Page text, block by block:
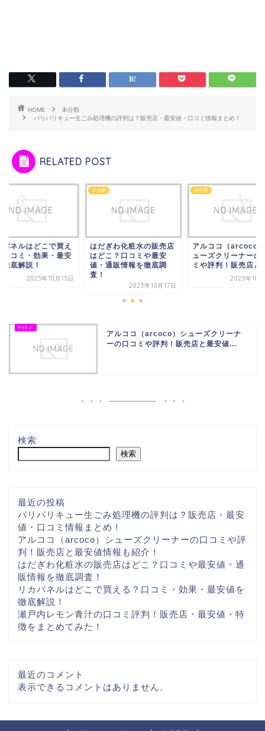
HOME
未分類
パリパリキュー生ごみ処理機の評判は？販売店・最安値・口コミ情報まとめ！
RELATED POST
バネルはどこで買え
口コミ・効果・最安
徹底解説！
2025年10月15日
未分類
はだぎわ化粧水の販売店
はどこ？口コミや最安
値・通販情報を徹底調
査！
2025年10月17日
未分類
アルココ（arcoco
ューズクリーナーの
ミや評判！販売店と
2025年10
アルココ（arcoco）シューズクリーナ
ーの口コミや評判！販売店と最安値...
検索
検索
最近の投稿
パリパリキュー生ごみ処理機の評判は？販売店・最安
値・口コミ情報まとめ！
アルココ（arcoco）シューズクリーナーの口コミや評
判！販売店と最安値情報も紹介！
はだぎわ化粧水の販売店はどこ？口コミや最安値・通
販情報を徹底調査！
リカバネルはどこで買える？口コミ・効果・最安値を
徹底解説！
瀬戸内レモン青汁の口コミ評判！販売店・最安値・特
徴をまとめてみた！
最近のコメント
表示できるコメントはありません。